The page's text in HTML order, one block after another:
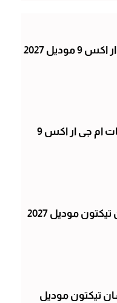
2027
سعر ومواصفات ام جى ار اكس 9
موديل 2027
تيكتون موديل